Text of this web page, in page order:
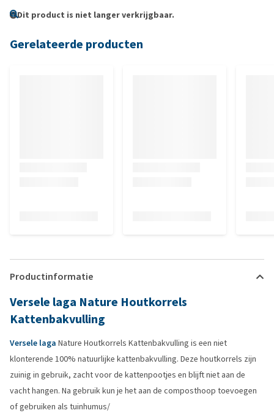
Dit product is niet langer verkrijgbaar.
Gerelateerde producten
Productinformatie
Versele laga Nature Houtkorrels
Kattenbakvulling
Versele laga Nature Houtkorrels Kattenbakvulling is een niet
klonterende 100% natuurlijke kattenbakvulling. Deze houtkorrels zijn
zuinig in gebruik, zacht voor de kattenpootjes en blijft niet aan de
vacht hangen. Na gebruik kun je het aan de composthoop toevoegen
of gebruiken als tuinhumus/